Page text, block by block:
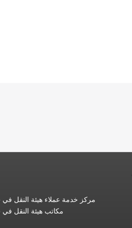
مركز خدمة عملاء هيئة النقل
مكاتب هيئة النقل